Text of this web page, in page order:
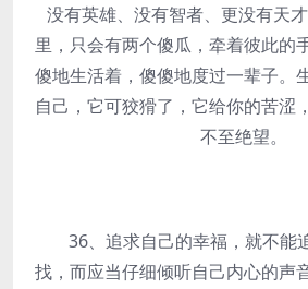
没有英雄、没有智者、更没有天
里，只会有两个傻瓜，牵着彼此的
傻地生活着，傻傻地度过一辈子。
自己，它可狡猾了，它给你的苦涩
不至绝望。
36、追求自己的幸福，就不能
找，而应当仔细倾听自己内心的声